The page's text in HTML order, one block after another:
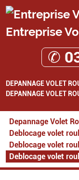
Entreprise
✆
DEPANNAGE VOLET
DEPANNAGE VOLET
Depannage Volet
Deblocage volet
Deblocage volet
Deblocage volet